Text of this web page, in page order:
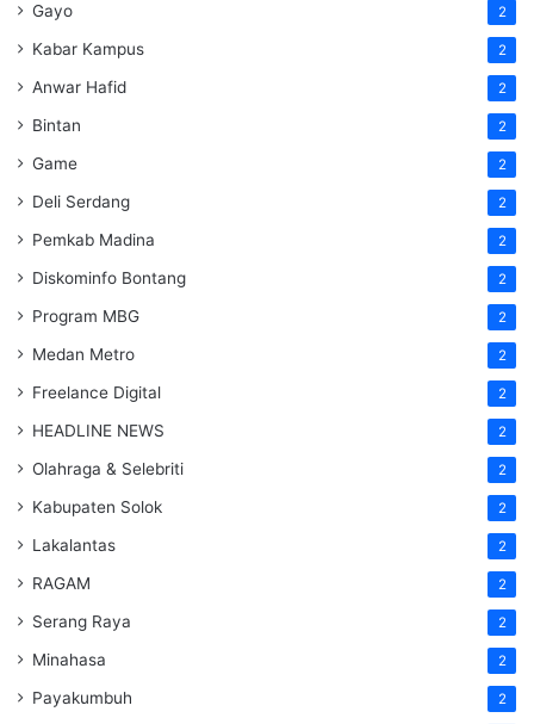
Gayo 2
Kabar Kampus 2
Anwar Hafid 2
Bintan 2
Game 2
Deli Serdang 2
Pemkab Madina 2
Diskominfo Bontang 2
Program MBG 2
Medan Metro 2
Freelance Digital 2
HEADLINE NEWS 2
Olahraga & Selebriti 2
Kabupaten Solok 2
Lakalantas 2
RAGAM 2
Serang Raya 2
Minahasa 2
Payakumbuh 2